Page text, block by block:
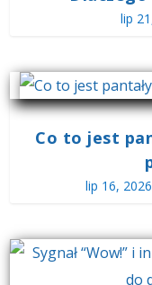
lip
Co to jest
lip 16, 2026